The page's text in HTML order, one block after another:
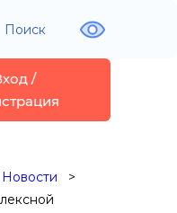
Поиск
/
Новости